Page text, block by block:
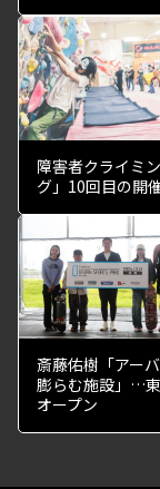
障害者クライミ
グ」10回目の開
斎藤佑樹「アー
膨らむ施設」…
オープン